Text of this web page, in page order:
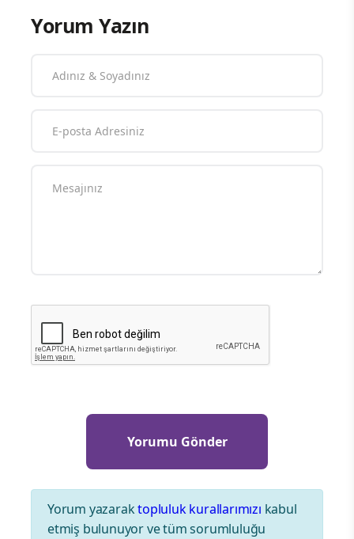
Yorum Yazın
Yorum yazaraktopluluk kurallarımızı kabul
etmiş bulunuyor ve tüm sorumluluğu